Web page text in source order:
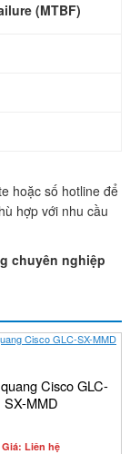
(MTBF)
hoặc số hotline để
hợp với nhu cầu
chuyên nghiệp
Cisco GLC-
SX-MMD
Giá: Liên hệ